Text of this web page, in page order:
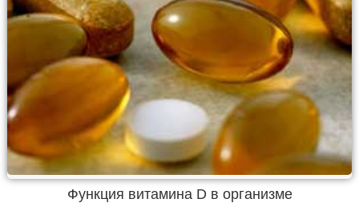
Функция витамина D в организме